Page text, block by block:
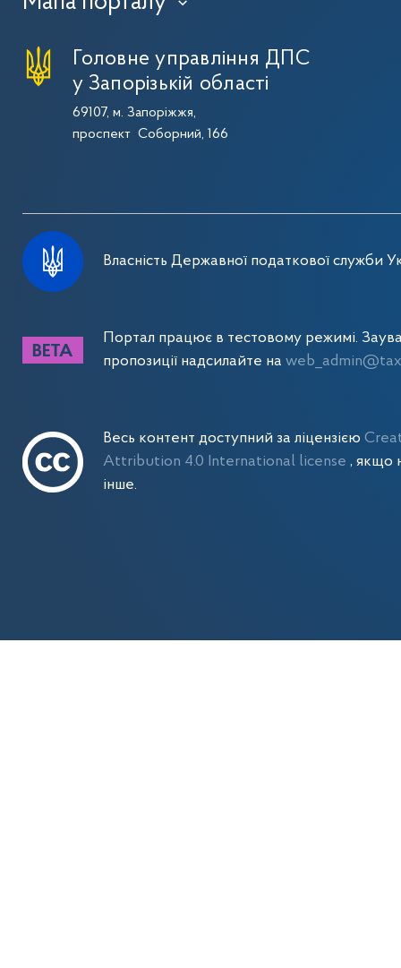
›
Головне управління ДПС
у Запорізькій області
69107, м. Запоріжжя,
проспект Соборний, 166
Власність Державної податкової служби
Портал працює в тестовому режимі.
пропозиції надсилайте на
Весь контент доступний за ліцензією
Attribution 4.0 International license , якщо
інше.